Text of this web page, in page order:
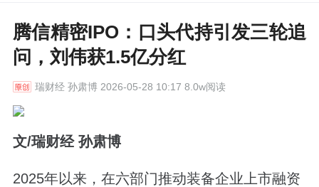
腾信精密IPO：口头代持引发三轮追
问，刘伟获1.5亿分红
瑞财经孙肃博 2026-05-28 10:17 8.0w阅读
文/瑞财经 孙肃博
2025年以来，在六部门推动装备企业上市融资